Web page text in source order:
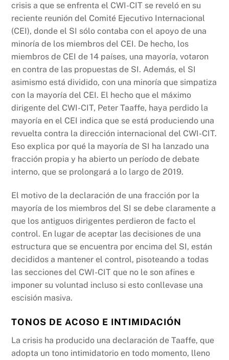
crisis a que se enfrenta el CWI-CIT se reveló en su
reciente reunión del Comité Ejecutivo Internacional
(CEI), donde el SI sólo contaba con el apoyo de una
minoría de los miembros del CEI. De hecho, los
miembros de CEI de 14 países, una mayoría, votaron
en contra de las propuestas de SI. Además, el SI
asimismo está dividido, con una minoría que simpatiza
con la mayoría del CEI. El hecho que el máximo
dirigente del CWI-CIT, Peter Taaffe, haya perdido la
mayoría en el CEI indica que se está produciendo una
revuelta contra la dirección internacional del CWI-CIT.
Eso explica por qué la mayoría de SI ha lanzado una
fracción propia y ha abierto un período de debate
interno, que se prolongará a lo largo de 2019.
El motivo de la declaración de una fracción por la
mayoría de los miembros del SI se debe claramente a
que los antiguos dirigentes perdieron de facto el
control. En lugar de aceptar las decisiones de una
estructura que se encuentra por encima del SI, están
decididos a mantener el control, pisoteando a todas
las secciones del CWI-CIT que no le son afines e
imponer su voluntad incluso si esto conllevase una
escisión masiva.
TONOS DE ACOSO E INTIMIDACIÓN
La crisis ha producido una declaración de Taaffe, que
adopta un tono intimidatorio en todo momento, lleno